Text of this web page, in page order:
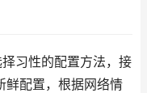
习性的配置方法，接
鲜配置，根据网络情